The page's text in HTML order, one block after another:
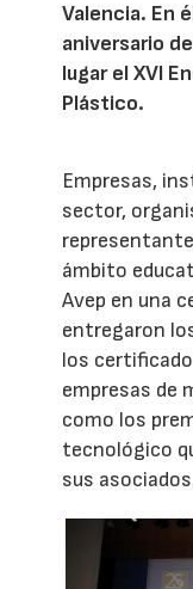
Valencia. En
aniversario
lugar el XVI
Plástico.
Empresas,
sector,
ámbito
Avep en una
entregaron
los
empresas de
como los
tecnológico
sus